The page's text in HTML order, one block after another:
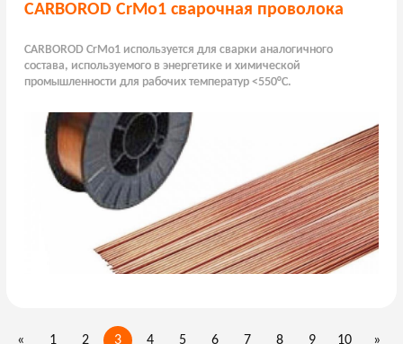
CARBOROD CrMo1 сварочная проволока
CARBOROD CrMo1 используется для сварки аналогичного
состава, используемого в энергетике и химической
промышленности для рабочих температур <550°C.
« 1 2 3 4 5 6 7 8 9 10 »